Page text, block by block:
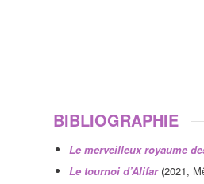
BIBLIOGRAPHIE
Le merveilleux royaume
Le tournoi d’Alifar (2021,